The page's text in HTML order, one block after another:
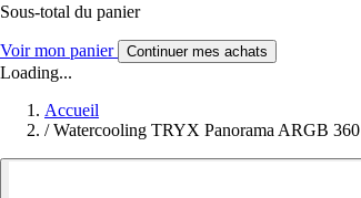
Sous-total du panier
Voir mon panier Continuer mes achats
Loading...
Accueil
/ Watercooling TRYX Panorama ARGB 360